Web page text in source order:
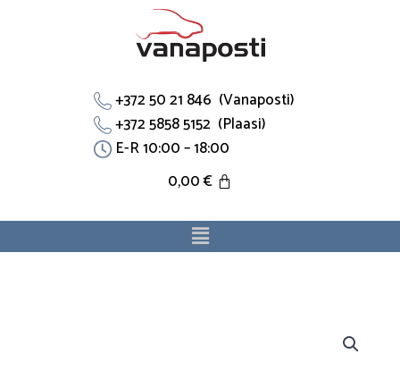
+372 50 21 846 (Vanaposti)
+372 5858 5152 (Plaasi)
E-R 10:00 – 18:00
0,00€
Menu